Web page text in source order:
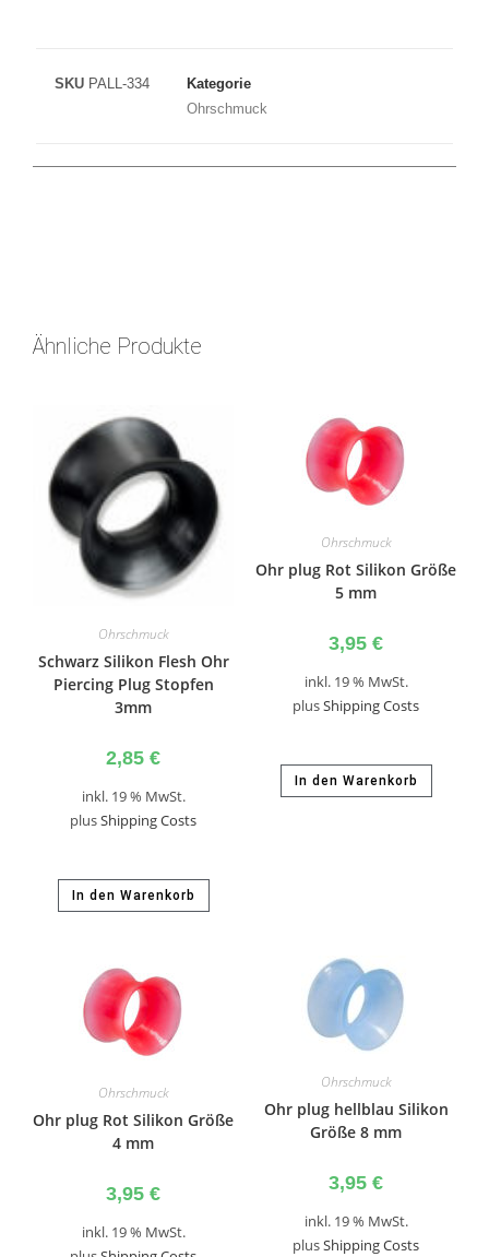
SKU PALL-334
Kategorie
Ohrschmuck
Ähnliche Produkte
Ohrschmuck
Schwarz Silikon Flesh Ohr
Piercing Plug Stopfen
3mm
2,85 €
inkl. 19 % MwSt.
plusShipping Costs
In den Warenkorb
Ohrschmuck
Ohr plug Rot Silikon Größe
5 mm
3,95 €
inkl. 19 % MwSt.
plusShipping Costs
In den Warenkorb
Ohrschmuck
Ohr plug Rot Silikon Größe
4 mm
3,95 €
inkl. 19 % MwSt.
Ohrschmuck
Ohr plug hellblau Silikon
Größe 8 mm
3,95 €
inkl. 19 % MwSt.
plusShipping Costs